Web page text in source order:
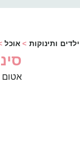
ילדים ותינוקות > אוכל
אטום